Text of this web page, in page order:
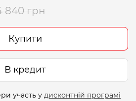
840 грн
Купити
В кредит
участь у дисконтній програмі